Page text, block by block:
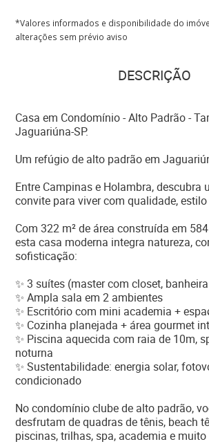
*Valores informados e disponibilidade do
alterações sem prévio aviso
DESCRIÇÃO
Casa em Condomínio - Alto Padrão -
Jaguariúna-SP.
Um refúgio de alto padrão em
Entre Campinas e Holambra, descubra
convite para viver com qualidade,
Com 322 m² de área construída em
esta casa moderna integra natureza,
sofisticação:
✨ 3 suítes (master com closet,
✨ Ampla sala em 2 ambientes
✨ Escritório com mini academia +
✨ Cozinha planejada + área gourmet
✨ Piscina aquecida com raia de 10m,
noturna
✨ Sustentabilidade: energia solar,
condicionado
No condomínio clube de alto padrão,
desfrutam de quadras de tênis, beach
piscinas, trilhas, spa, academia e